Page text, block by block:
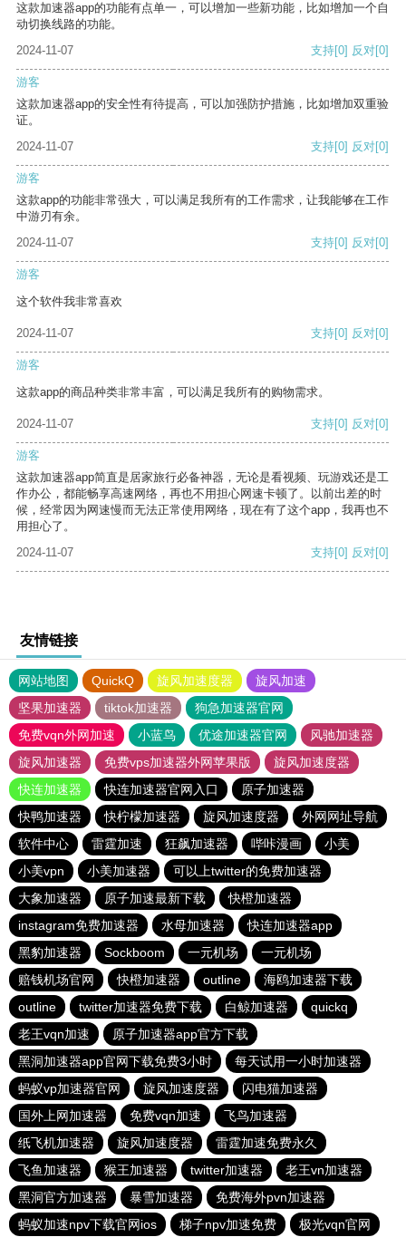
这款加速器app的功能有点单一，可以增加一些新功能，比如增加一个自
动切换线路的功能。
2024-11-07
支持[0] 反对[0]
游客
这款加速器app的安全性有待提高，可以加强防护措施，比如增加双重验
证。
2024-11-07
支持[0] 反对[0]
游客
这款app的功能非常强大，可以满足我所有的工作需求，让我能够在工作
中游刃有余。
2024-11-07
支持[0] 反对[0]
游客
这个软件我非常喜欢
2024-11-07 支持[0] 反对[0]
游客
这款app的商品种类非常丰富，可以满足我所有的购物需求。
2024-11-07 支持[0] 反对[0]
游客
这款加速器app简直是居家旅行必备神器，无论是看视频、玩游戏还是工
作办公，都能畅享高速网络，再也不用担心网速卡顿了。以前出差的时
候，经常因为网速慢而无法正常使用网络，现在有了这个app，我再也不
用担心了。
2024-11-07
支持[0] 反对[0]
友情链接
网站地图 QuickQ 旋风加速度器
旋风加速
坚果加速器
tiktok加速器
狗急加速器官网
免费vqn外网加速
小蓝鸟 优途加速器官网
风驰加速器
旋风加速器
免费vps加速器外网苹果版
旋风加速度器
快连加速器
快连加速器官网入口
原子加速器
快鸭加速器
快柠檬加速器 旋风加速度器
外网网址导航
软件中心
雷霆加速 狂飙加速器 哔咔漫画
小美
小美vpn
小美加速器
可以上twitter的免费加速器
大象加速器
原子加速最新下载
快橙加速器
instagram免费加速器
水母加速器
快连加速器app
黑豹加速器
Sockboom 一元机场
一元机场
赔钱机场官网
快橙加速器 outline
海鸥加速器下载
outline
twitter加速器免费下载 白鲸加速器
quickq
老王vqn加速
原子加速器app官方下载
黑洞加速器app官网下载免费3小时
每天试用一小时加速器
蚂蚁vp加速器官网
旋风加速度器
闪电猫加速器
国外上网加速器
免费vqn加速
飞鸟加速器
纸飞机加速器
旋风加速度器
雷霆加速免费永久
飞鱼加速器
猴王加速器 twitter加速器
老王vn加速器
黑洞官方加速器
暴雪加速器
免费海外pvn加速器
蚂蚁加速npv下载官网ios
梯子npv加速免费 极光vqn官网